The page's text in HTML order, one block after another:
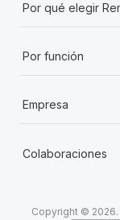
Por qué elegir
Por función
Empresa
Colaboraciones
Copyright © 2026.